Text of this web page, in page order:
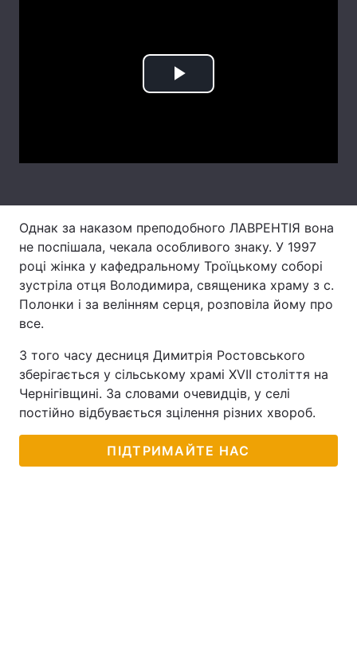
Play
Однак за наказом преподобного ЛАВРЕНТІЯ вона
не поспішала, чекала особливого знаку. У 1997
році жінка у кафедральному Троїцькому соборі
зустріла отця Володимира, священика храму з с.
Полонки і за велінням серця, розповіла йому про
все.
З того часу десниця Димитрія Ростовського
зберігається у сільському храмі ХVІІ століття на
Чернігівщині. За словами очевидців, у селі
постійно відбувається зцілення різних хвороб.
ПІДТРИМАЙТЕ НАС